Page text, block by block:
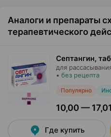
Аналоги и препараты
терапевтического
Септангин,
для
• без рецепта
Популярно
10,00 —
Где купить